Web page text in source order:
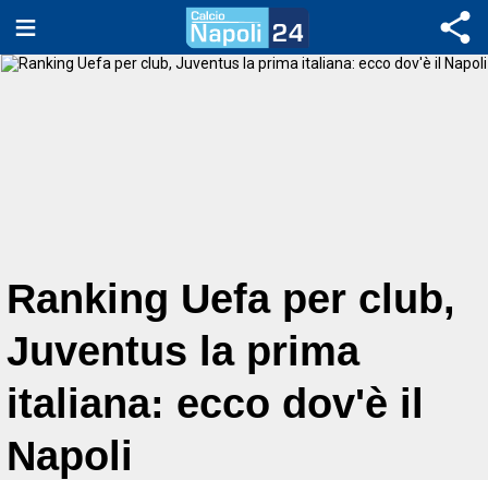
Ranking Uefa per club,
Juventus la prima
italiana: ecco dov'è il
Napoli